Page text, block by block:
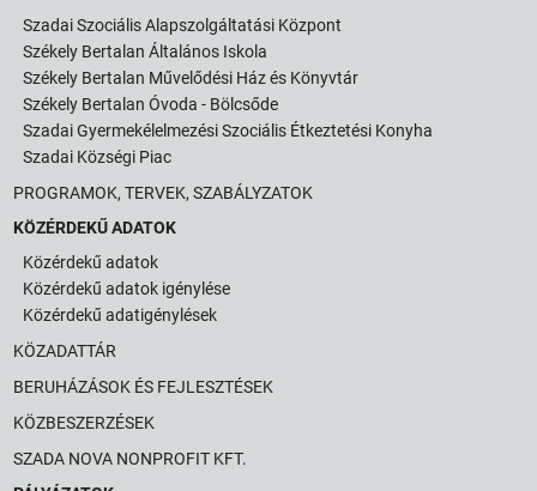
Szadai Szociális Alapszolgáltatási Központ
Székely Bertalan Általános Iskola
Székely Bertalan Művelődési Ház és Könyvtár
Székely Bertalan Óvoda - Bölcsőde
Szadai Gyermekélelmezési Szociális Étkeztetési Konyha
Szadai Községi Piac
PROGRAMOK, TERVEK, SZABÁLYZATOK
KÖZÉRDEKŰ ADATOK
Közérdekű adatok
Közérdekű adatok igénylése
Közérdekű adatigénylések
KÖZADATTÁR
BERUHÁZÁSOK ÉS FEJLESZTÉSEK
KÖZBESZERZÉSEK
SZADA NOVA NONPROFIT KFT.